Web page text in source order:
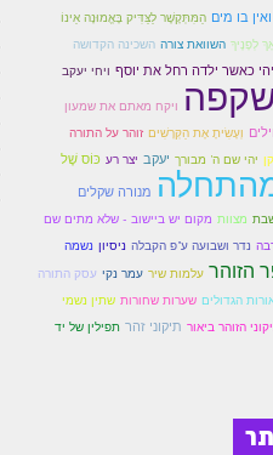
בו מים הַמִּתְּקָשֶׁר לַצַּדִּיק בָּאֱמוּנָה אֵינוֹ
לְפָנֶיךָ השוואת צורה השכינה הקדושה
כאשר ילדה רחל את יוסף ויחי יעקב
ויקח מאתם את שמעון
וְעָשִׂיתָ אֶת הַקְּרָשִׁים זוהר על התורה
יהי שם ה' מבורך יעקב יצר רע כּוֹס שֶׁל
מנורה שקלים
מצוות מקום יש ביישוב - שלא מתים שם
נדר ושבועה ע"פ הקבלה ניסיון נשמה
הזוהר עלמות שיר עמר נקי עסק התורה
הגדולים שערות שחורות שתין נשמי
הזוהר ביאור תיקוני זהר תפילין של יד